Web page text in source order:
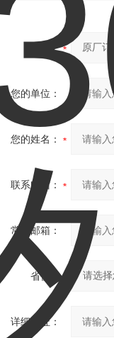
产品：
您的单位：
您的姓名：
联系电话：
常用邮箱：
省份：
详细地址：